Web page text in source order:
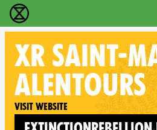
Extinction Rebellion
XR SAINT-
ALENTOURS
Visit website